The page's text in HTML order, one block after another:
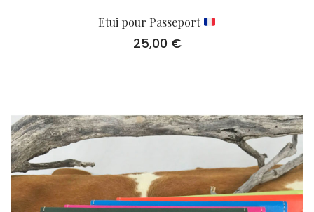
Etui pour Passeport
25,00 €